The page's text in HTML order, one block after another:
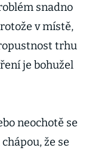
snadno
v místě,
trhu
je bohužel
neochotě se
že se